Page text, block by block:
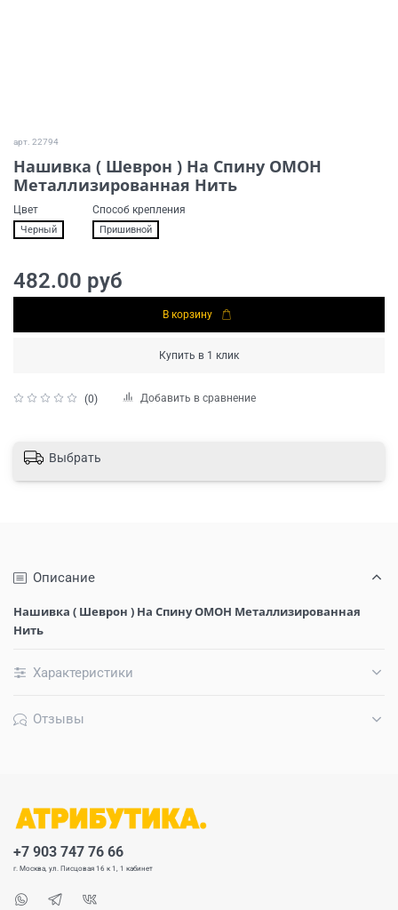
арт. 22794
Нашивка ( Шеврон ) На Спину ОМОН
Металлизированная Нить
(0) Добавить в сравнение
Цвет
Черный
Способ крепления
Пришивной
482.00 руб
В корзину
Купить в 1 клик
Выбрать
Описание
Нашивка ( Шеврон ) На Спину ОМОН Металлизированная
Нить
Характеристики
Отзывы
+7 903 747 76 66
г. Москва, ул. Писцовая 16 к 1, 1 кабинет